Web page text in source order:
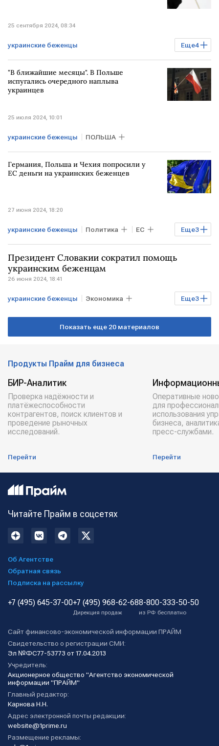
25 сентября 2024, 08:34
Еще4
украинские беженцы
Спецоперация на Украине УКРАИНА
ВЕЛИКОБРИТАНИЯ ЕВРОПА
"В ближайшие месяцы". В Польше
испугались очередного наплыва
украинцев
25 июля 2024, 10:01
украинские беженцы ПОЛЬША
Германия, Польша и Чехия попросили у
ЕС деньги на украинских беженцев
27 июня 2024, 18:20
Еще3
украинские беженцы Политика ЕС
ГЕРМАНИЯ ПОЛЬША ЧЕХИЯ
Президент Словакии сократил помощь
украинским беженцам
26 июня 2024, 18:41
Еще3
украинские беженцы Экономика
СЛОВАКИЯ беженцы
выплаты
Показать еще 20 материалов
Продукты Прайм для бизнеса
БИР-Аналитик
Проверка надёжности и
платёжеспособности
контрагентов, поиск клиентов и
проведение рыночных
исследований.
Перейти
Оперативные
для
использования
бизнеса,
пресс-службами.
Перейти
Читайте Прайм в соцсетях
Об Агентстве
Обратная связь
Подписка на рассылку
+7 (495) 645-37-00+7 (495) 968-62-68
Дирекция продаж
8-800-333-50-50
из РФ бесплатно
Сайт финансово-экономической информации ПРАЙМ
Свидетельство о регистрации СМИ:
Эл №ФС77-53773 от 17.04.2013
Учредитель:
Акционерное общество "Агентство экономической
информации "ПРАЙМ"
Главный редактор:
Карнова Н.Н.
Адрес электронной почты редакции:
website@1prime.ru
Размещение рекламы: